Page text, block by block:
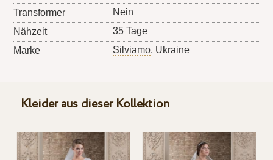
Transformer
Nein
Nähzeit
35 Tage
Marke
Silviamo, Ukraine
Kleider aus dieser Kollektion